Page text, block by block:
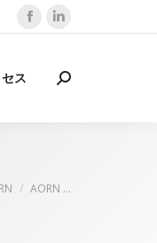
opensopens
ス Search:
AORN …